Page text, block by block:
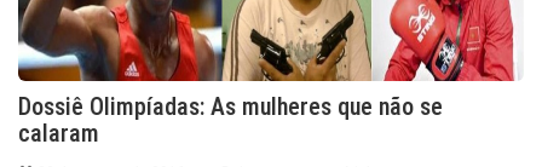
Dossiê Olimpíadas: As mulheres que não se
calaram